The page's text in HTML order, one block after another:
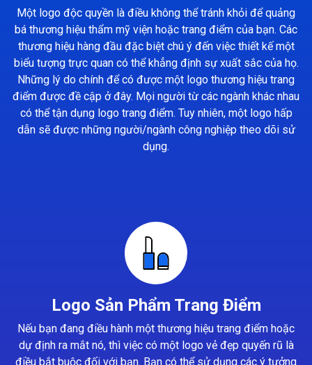
Một logo độc quyền là điều không thể tránh khỏi để quảng
bá thương hiệu thẩm mỹ viện hoặc trang điểm của bạn. Các
thương hiệu hàng đầu đặc biệt chú ý đến việc thiết kế một
biểu tượng trực quan có thể khẳng định sự xuất sắc của họ.
Những lý do chính để có được một logo thương hiệu trang
điểm được đề cập ở đây. Mọi người từ các ngành khác nhau
có thể tận dụng logo trang điểm. Tuy nhiên, một logo hấp
dẫn sẽ được những người/ngành công nghiệp theo dõi sử
dụng.
Logo Sản Phẩm Trang Điểm
Nếu bạn đang điều hành một thương hiệu trang điểm hoặc
dự định ra mắt nó, thì việc có một logo vẻ đẹp quyến rũ là
điều bắt buộc đối với bạn. Bạn có thể sử dụng các ý tưởng